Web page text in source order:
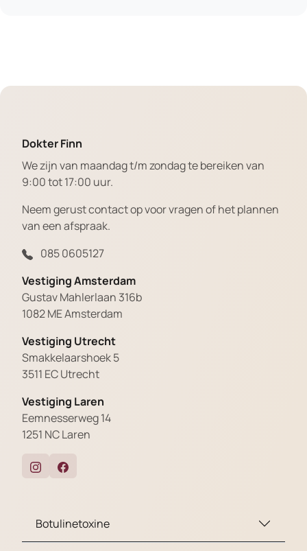
Dokter Finn
We zijn van maandag t/m zondag te bereiken van
9:00 tot 17:00 uur.
Neem gerust contact op voor vragen of het plannen
van een afspraak.
085 0605127
Vestiging Amsterdam
Gustav Mahlerlaan 316b
1082 ME Amsterdam
Vestiging Utrecht
Smakkelaarshoek 5
3511 EC Utrecht
Vestiging Laren
Eemnesserweg 14
1251 NC Laren
Botulinetoxine